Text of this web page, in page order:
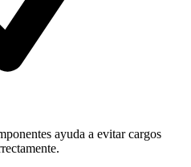
ayuda a evitar cargos